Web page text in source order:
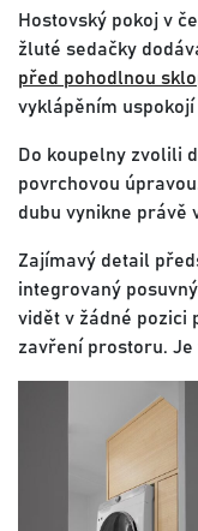
Hostovský pokoj v
žluté sedačky
před pohodlnou
vyklápěním
Do koupelny zvolili
povrchovou
dubu vynikne právě
Zajímavý detail
integrovaný
vidět v žádné pozici
zavření prostoru. Je